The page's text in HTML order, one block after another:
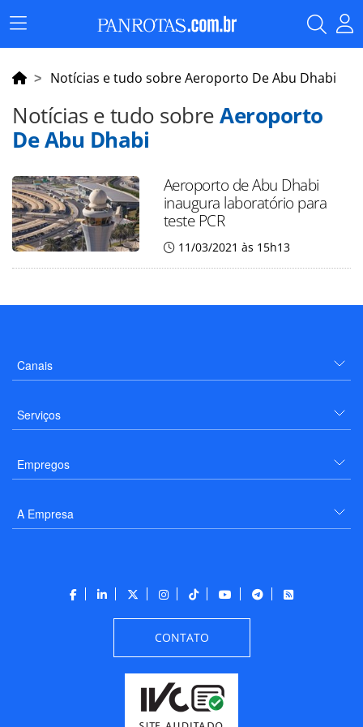
Menu
Principal
Notícias e tudo sobre Aeroporto De Abu Dhabi
Notícias e tudo sobreAeroporto
De Abu Dhabi
Aeroporto de Abu Dhabi
inaugura laboratório para
teste PCR
11/03/2021 às 15h13
Canais
Serviços
Empregos
A Empresa
CONTATO